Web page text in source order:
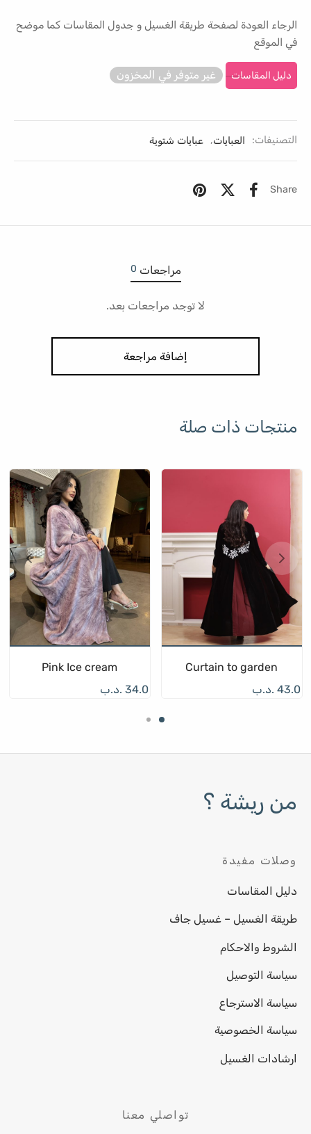
الرجاء العودة لصفحة طريقة الغسيل و جدول المقاسات كما موضح
في الموقع
دليل المقاسات غير متوفر في المخزون
التصنيفات: العبايات, عبايات شتوية
Share
مراجعات 0
لا توجد مراجعات بعد.
إضافة مراجعة
منتجات ذات صلة
Curtain to garden
43.0 .د.ب
Pink Ice cream
34.0 .د.ب
من ريشة ؟
وصلات مفيدة
دليل المقاسات
طريقة الغسيل – غسيل جاف
الشروط والاحكام
سياسة التوصيل
سياسة الاسترجاع
سياسة الخصوصية
ارشادات الغسيل
تواصلي معنا